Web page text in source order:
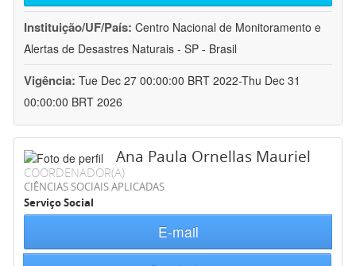
Instituição/UF/País: Centro Nacional de Monitoramento e
Alertas de Desastres Naturais - SP - Brasil
Vigência: Tue Dec 27 00:00:00 BRT 2022-Thu Dec 31
00:00:00 BRT 2026
Ana Paula Ornellas Mauriel
COORDENADOR(A)
CIÊNCIAS SOCIAIS APLICADAS
Serviço Social
E-mail